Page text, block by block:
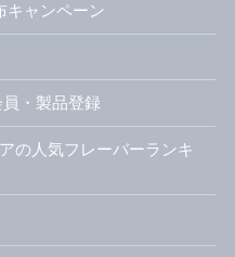
キャンペーン
・製品登録
の人気フレーバーランキ